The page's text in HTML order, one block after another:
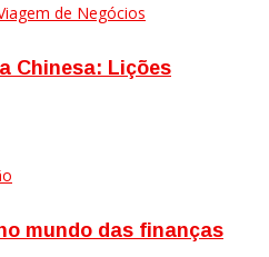
de Negócios
Chinesa: Lições
mundo das finanças